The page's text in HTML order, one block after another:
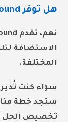
هل توفر SiteGround خطط استضافة متنوعة؟
الاستضافة
المختلفة.
سواء كنت تُدير
ستجد خطة
تخصيص الحل